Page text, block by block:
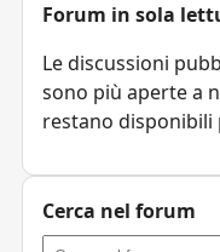
Forum in sola
Le discussioni
sono più aperte a
restano disponibili
Cerca nel forum